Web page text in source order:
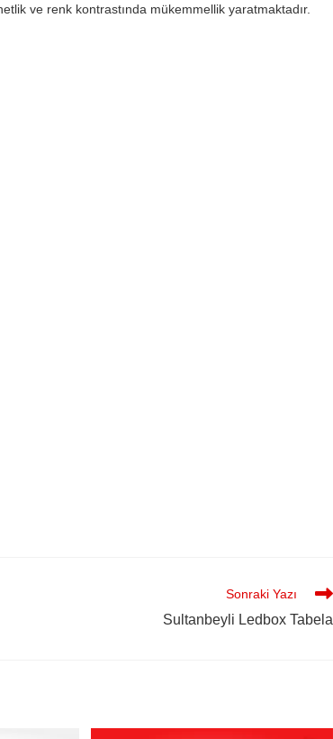
ve renk kontrastında mükemmellik yaratmaktadır.
Sonraki Yazı
Sultanbeyli Ledbox Tabela